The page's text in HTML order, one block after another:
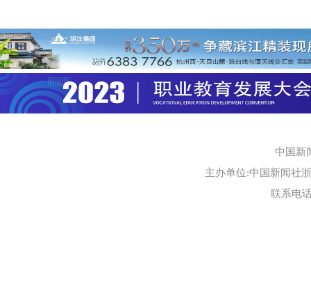
中国新
主办单位:中国新闻社
联系电